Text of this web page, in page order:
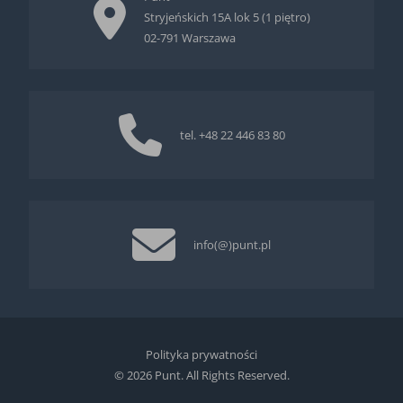
Stryjeńskich 15A lok 5 (1 piętro)
02-791 Warszawa
tel. +48 22 446 83 80
info(@)punt.pl
Polityka prywatności
© 2026 Punt. All Rights Reserved.